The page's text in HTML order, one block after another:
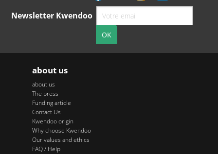
Newsletter Kwendoo
about us
about us
The press
Funding article
Contact Us
Kwendoo origin
Why choose Kwendoo
Our values and ethics
FAQ / Help